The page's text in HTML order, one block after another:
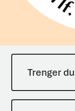
Trenger